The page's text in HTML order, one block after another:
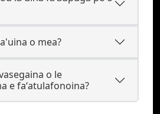
o mea?
o le
e faʻatulafonoina?